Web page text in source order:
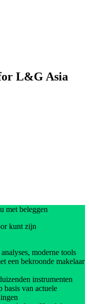
L&G Asia
met beleggen
kunt zijn
moderne tools
een bekroonde makelaar
instrumenten
basis van actuele